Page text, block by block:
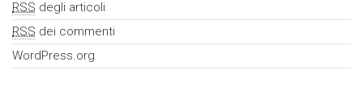
RSS degli articoli
RSS dei commenti
WordPress.org